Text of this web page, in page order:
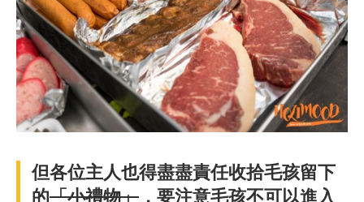
但各位主人也得盡盡責任收拾毛孩留下
的「小禮物」 ，要注意毛孩不可以進入